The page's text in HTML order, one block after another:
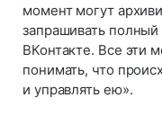
момент могут
запрашивать
ВКонтакте. Все эти
понимать, что
и управлять ею».